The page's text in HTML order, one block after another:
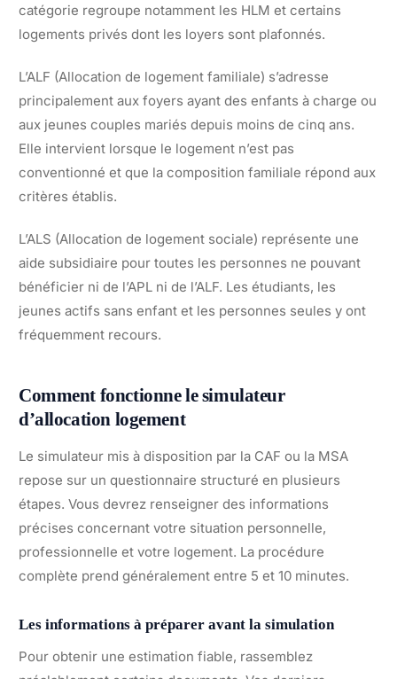
catégorie regroupe notamment les HLM et certains
logements privés dont les loyers sont plafonnés.
L’ALF (Allocation de logement familiale) s’adresse
principalement aux foyers ayant des enfants à charge ou
aux jeunes couples mariés depuis moins de cinq ans.
Elle intervient lorsque le logement n’est pas
conventionné et que la composition familiale répond aux
critères établis.
L’ALS (Allocation de logement sociale) représente une
aide subsidiaire pour toutes les personnes ne pouvant
bénéficier ni de l’APL ni de l’ALF. Les étudiants, les
jeunes actifs sans enfant et les personnes seules y ont
fréquemment recours.
Comment fonctionne le simulateur
d’allocation logement
Le simulateur mis à disposition par la CAF ou la MSA
repose sur un questionnaire structuré en plusieurs
étapes. Vous devrez renseigner des informations
précises concernant votre situation personnelle,
professionnelle et votre logement. La procédure
complète prend généralement entre 5 et 10 minutes.
Les informations à préparer avant la simulation
Pour obtenir une estimation fiable, rassemblez